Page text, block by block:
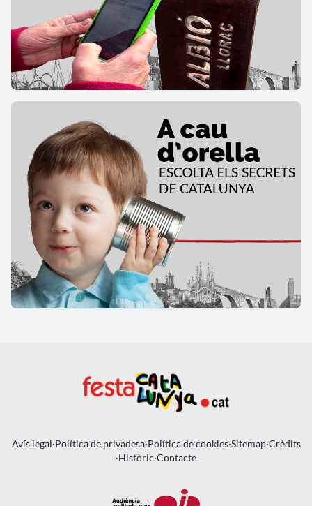
Avís legal·Política de privadesa·Política de cookies·Sitemap·Crèdits
·Històric·Contacte